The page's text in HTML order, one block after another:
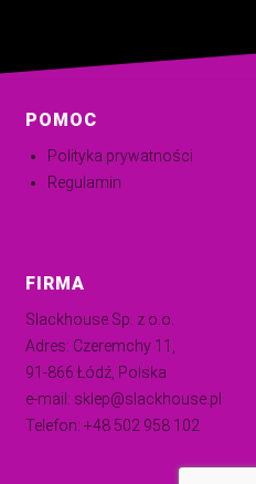
zł
złPOMOC
Polityka prywatności
Regulamin
FIRMA
Slackhouse Sp. z o.o.
Adres: Czeremchy 11,
91-866 Łódź, Polska
e-mail: sklep@slackhouse.pl
Telefon: +48 502 958 102